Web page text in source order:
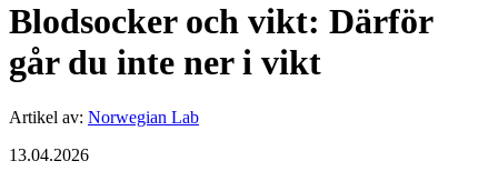
Blodsocker och vikt: Därför
går du inte ner i vikt
Artikel av: Norwegian Lab
13.04.2026